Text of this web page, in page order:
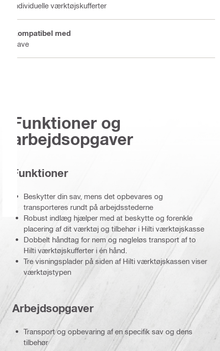
Individuelle værktøjskufferter
Kompatibel med
Save
Funktioner og
arbejdsopgaver
Funktioner
Beskytter din sav, mens det opbevares og
transporteres rundt på arbejdsstederne
Robust indlæg hjælper med at beskytte og forenkle
placering af dit værktøj og tilbehør i Hilti værktøjskasse
Dobbelt håndtag for nem og nøgleløs transport af to
Hilti værktøjskufferter i én hånd.
Tre visningsplader på siden af Hilti værktøjskassen viser
værktøjstypen
Arbejdsopgaver
Transport og opbevaring af en specifik sav og dens
tilbehør